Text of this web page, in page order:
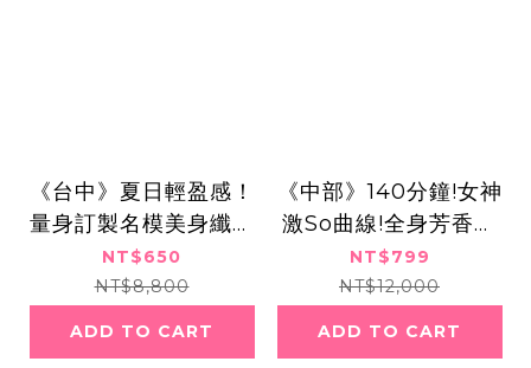
《台中》夏日輕盈感！
量身訂製名模美身纖體
課程,650元
NT$650
NT$8,800
ADD TO CART
《中部》140分鐘!女神
激So曲線!全身芳香香
精油SPA+擀筋釋壓按
摩,799元
NT$799
NT$12,000
ADD TO CART